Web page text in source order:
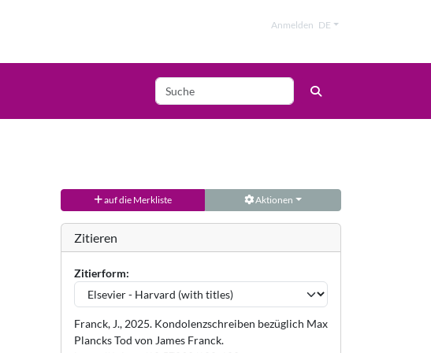
Anmelden DE
auf die Merkliste Aktionen
Zitieren
Zitierform:
Franck, J., 2025. Kondolenzschreiben bezüglich Max
Plancks Tod von James Franck.